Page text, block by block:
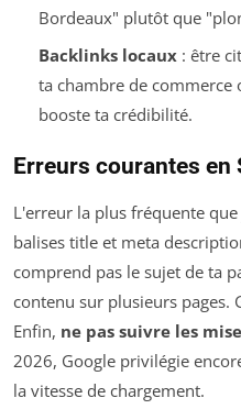
Bordeaux" plutôt que
Backlinks locaux: être
ta chambre de commerce
booste ta crédibilité.
Erreurs courantes en
L'erreur la plus fréquente
balises title et meta
comprend pas le sujet de ta
contenu sur plusieurs pages.
Enfin, ne pas suivre les
2026, Google privilégie
la vitesse de chargement.